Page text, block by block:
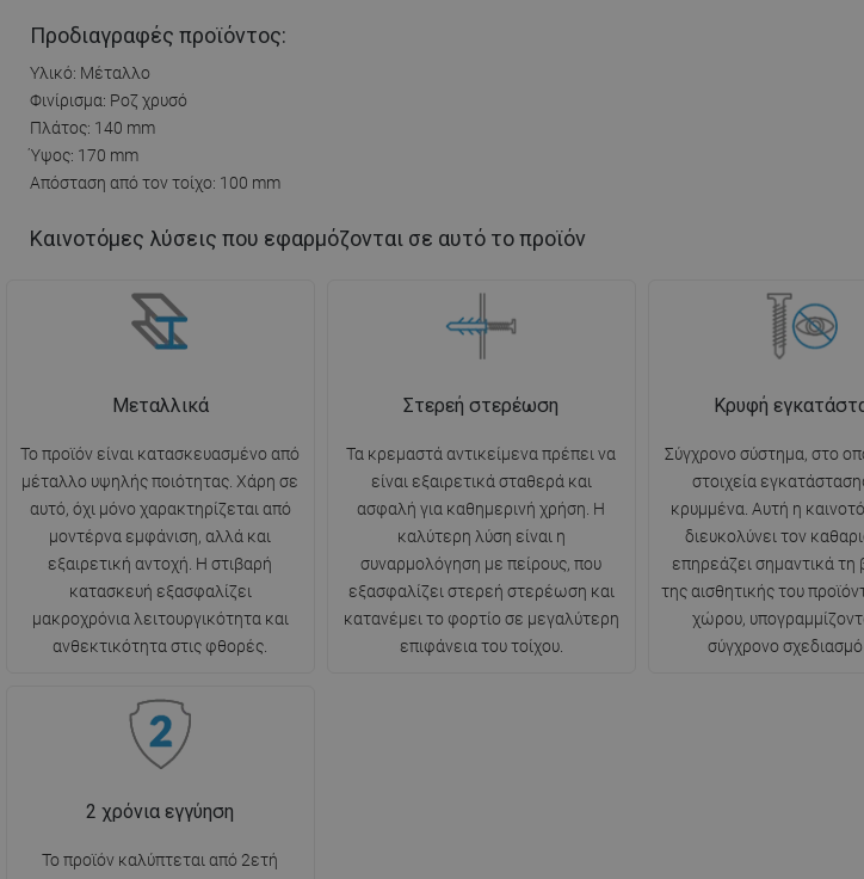
Προδιαγραφές προϊόντος:
Υλικό: Μέταλλο
Φινίρισμα: Ροζ χρυσό
Πλάτος: 140 mm
Ύψος: 170 mm
Απόσταση από τον τοίχο: 100 mm
Καινοτόμες λύσεις που εφαρμόζονται σε αυτό το προϊόν
Μεταλλικά
Το προϊόν είναι κατασκευασμένο από
μέταλλο υψηλής ποιότητας. Χάρη σε
αυτό, όχι μόνο χαρακτηρίζεται από
μοντέρνα εμφάνιση, αλλά και
εξαιρετική αντοχή. Η στιβαρή
κατασκευή εξασφαλίζει
μακροχρόνια λειτουργικότητα και
ανθεκτικότητα στις φθορές.
Στερεή στερέωση
Τα κρεμαστά αντικείμενα πρέπει να
είναι εξαιρετικά σταθερά και
ασφαλή για καθημερινή χρήση. Η
καλύτερη λύση είναι η
συναρμολόγηση με πείρους, που
εξασφαλίζει στερεή στερέωση και
κατανέμει το φορτίο σε μεγαλύτερη
επιφάνεια του τοίχου.
Κρυφή
Σύγχρονο σύστημα, στο
στοιχεία
κρυμμένα. Αυτή η
διευκολύνει τον
επηρεάζει σημαντικά τη
της αισθητικής του
χώρου,
σύγχρονο σχεδιασμό
2 χρόνια εγγύηση
Το προϊόν καλύπτεται από 2ετή